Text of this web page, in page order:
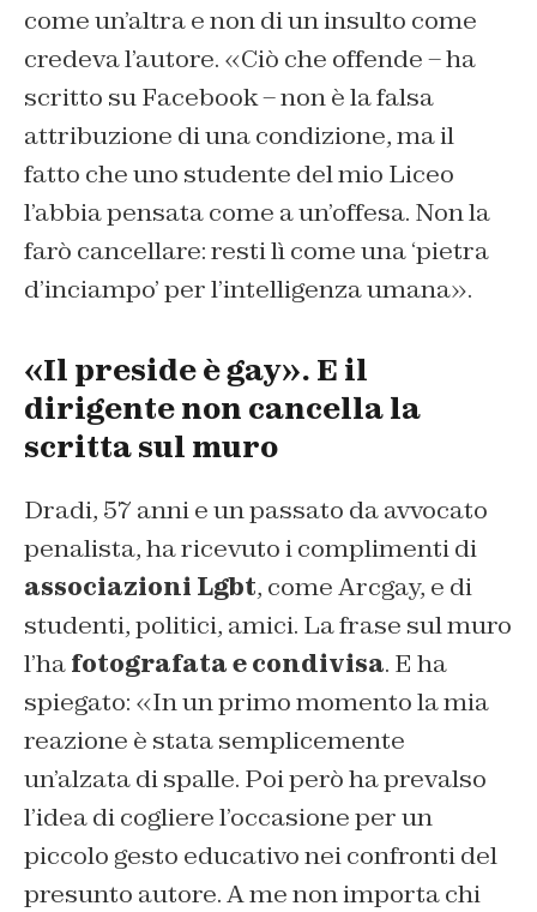
come un’altra e non di un insulto come
credeva l’autore. «Ciò che offende– ha
scritto su Facebook –non è la falsa
attribuzione di una condizione, ma il
fatto che uno studente del mio Liceo
l’abbia pensata come a un’offesa. Non la
farò cancellare: resti lì come una ‘pietra
d’inciampo’ per l’intelligenza umana».
«Il preside è gay». E il
dirigente non cancella la
scritta sul muro
Dradi, 57 anni e un passato da avvocato
penalista, ha ricevuto i complimenti di
associazioni Lgbt, come Arcgay, e di
studenti, politici, amici. La frase sul muro
l’hafotografata e condivisa. E ha
spiegato: «In un primo momento la mia
reazione è stata semplicemente
un’alzata di spalle. Poi però ha prevalso
l’idea di cogliere l’occasione per un
piccolo gesto educativo nei confronti del
presunto autore. A me non importa chi